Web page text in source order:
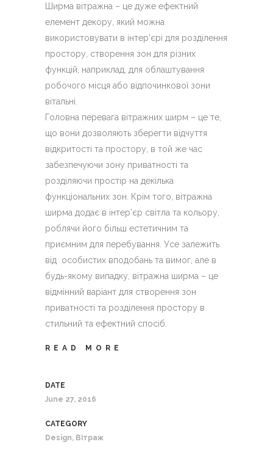
Ширма вітражна – це дуже ефектний
елемент декору, який можна
використовувати в інтер’єрі для розділення
простору, створення зон для різних
функцій, наприклад, для облаштування
робочого місця або відпочинкової зони
вітальні.
Головна перевага вітражних ширм – це те,
що вони дозволяють зберегти відчуття
відкритості та простору, в той же час
забезпечуючи зону приватності та
розділяючи простір на декілька
функціональних зон. Крім того, вітражна
ширма додає в інтер’єр світла та кольору,
роблячи його більш естетичним та
приємним для перебування. Усе залежить
від особистих вподобань та вимог, але в
будь-якому випадку, вітражна ширма – це
відмінний варіант для створення зон
приватності та розділення простору в
стильний та ефектний спосіб.
READ MORE
DATE
June 27, 2016
CATEGORY
Design, Вітраж